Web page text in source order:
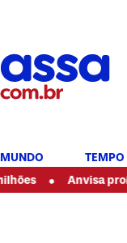
MUNDO TEMPO
Anvisa proíbe